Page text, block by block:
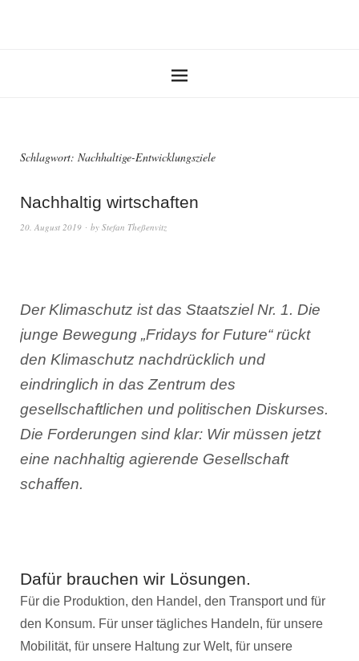
Schlagwort: Nachhaltige-Entwicklungsziele
Nachhaltig wirtschaften
20. August 2019 by Stefan Theßenvitz
Der Klimaschutz ist das Staatsziel Nr. 1. Die
junge Bewegung „Fridays for Future“ rückt
den Klimaschutz nachdrücklich und
eindringlich in das Zentrum des
gesellschaftlichen und politischen Diskurses.
Die Forderungen sind klar: Wir müssen jetzt
eine nachhaltig agierende Gesellschaft
schaffen.
Dafür brauchen wir Lösungen.
Für die Produktion, den Handel, den Transport und für
den Konsum. Für unser tägliches Handeln, für unsere
Mobilität, für unsere Haltung zur Welt, für unsere